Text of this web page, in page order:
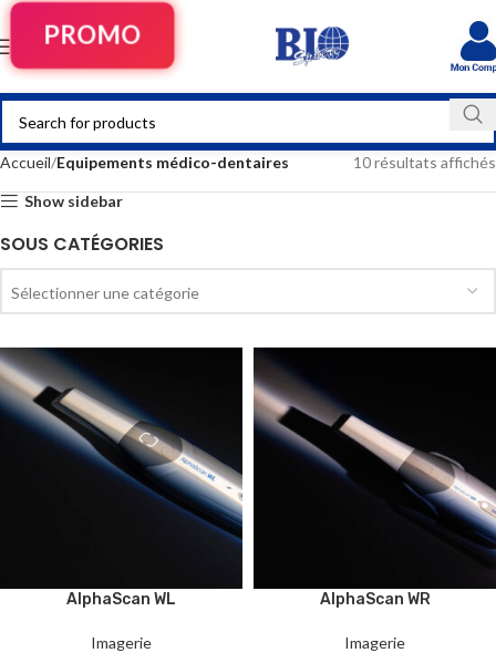
PROMO
Accueil Equipements médico-dentaires 10 résultats affichés
Show sidebar
SOUS CATÉGORIES
Sélectionner une catégorie
AlphaScan WL
Imagerie
AlphaScan WR
Imagerie